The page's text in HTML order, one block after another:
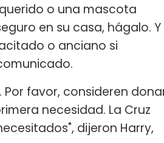
o una mascota
en su casa, hágalo. Y
o anciano si
favor, consideren
necesidad. La Cruz
dijeron Harry,